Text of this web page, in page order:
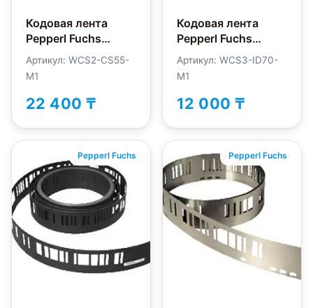
Кодовая лента
Pepperl Fuchs
WCS2-CS55-M1
Артикул: WCS2-CS55-
M1
22 400 ₸
Кодовая лента
Pepperl Fuchs
WCS3-ID70-M1
Артикул: WCS3-ID70-
M1
12 000 ₸
Pepperl Fuchs Pepperl Fuchs